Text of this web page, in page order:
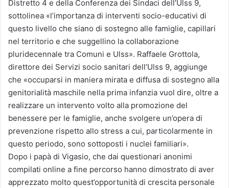
Distretto 4 e della Conferenza dei Sindaci dell’Ulss 9,
sottolinea «l’importanza di interventi socio-educativi di
questo livello che siano di sostegno alle famiglie, capillari
nel territorio e che suggellino la collaborazione
pluridecennale tra Comuni e Ulss». Raffaele Grottola,
direttore dei Servizi socio sanitari dell’Ulss 9, aggiunge
che «occuparsi in maniera mirata e diffusa di sostegno alla
genitorialità maschile nella prima infanzia vuol dire, oltre a
realizzare un intervento volto alla promozione del
benessere per le famiglie, anche svolgere un’opera di
prevenzione rispetto allo stress a cui, particolarmente in
questo periodo, sono sottoposti i nuclei familiari».
Dopo i papà di Vigasio, che dai questionari anonimi
compilati online a fine percorso hanno dimostrato di aver
apprezzato molto quest’opportunità di crescita personale